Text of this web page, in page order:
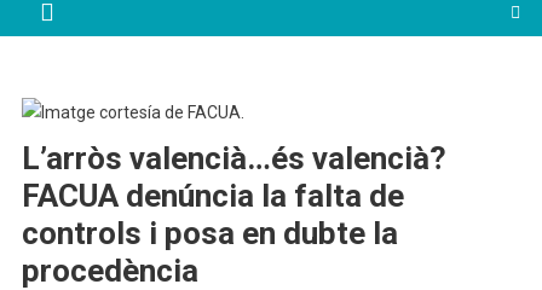
L’arròs valencià…és valencià?
FACUA denúncia la falta de
controls i posa en dubte la
procedència